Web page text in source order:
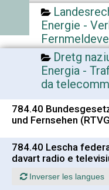
Energie -
Dretg
Energia -
da
784.40
und Fernsehen
784.40 Lescha
davart radio e
Inverser les langues